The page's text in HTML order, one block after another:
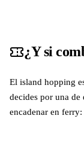
¿Y si
El island hopping
decides por una de
encadenar en ferry: